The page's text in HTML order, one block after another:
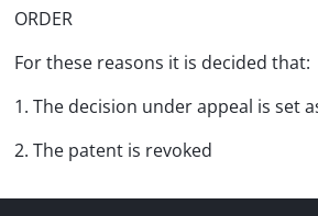
ORDER
For these reasons it is decided that:
1. The decision under appeal is set
2. The patent is revoked